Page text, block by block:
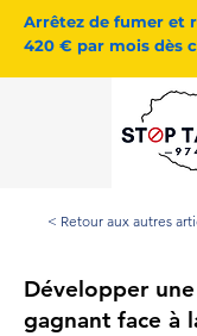
Arrêtez de fumer et
420 € par mois dès
< Retour aux autres
Développer
gagnant face à